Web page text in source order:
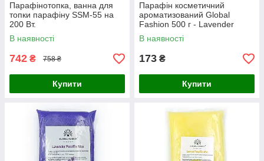
Парафінотопка, ванна для
топки парафіну SSM-55 на
200 Вт.
В наявності
742 ₴ 758 ₴
Купити
Парафін косметичний
ароматизований Global
Fashion 500 г - Lavender
В наявності
173 ₴
Купити